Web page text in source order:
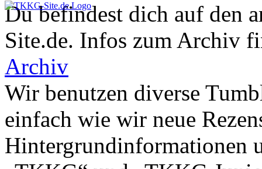
Du befindest dich auf den
Site.de. Infos zum Archiv
Archiv
Wir benutzen diverse
einfach wie wir neue
Hintergrundinformationen